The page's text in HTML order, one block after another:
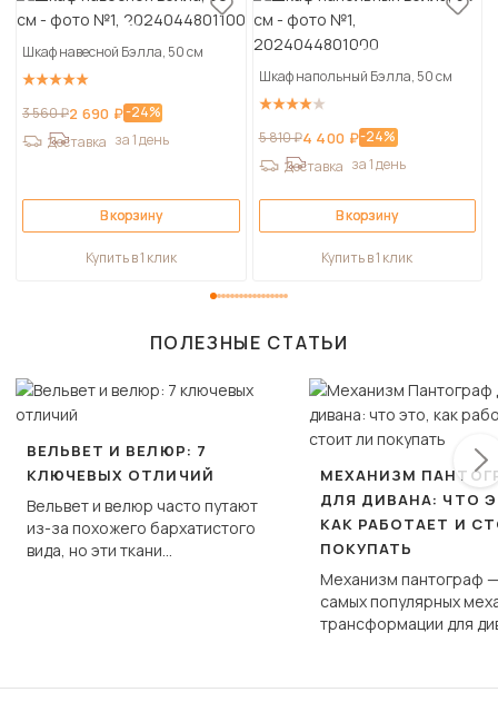
Шкаф навесной Бэлла, 50 см
3 560 ₽2 690 ₽-24%
Доставка за 1 день
В корзину
Купить в 1 клик
Шкаф напольный Бэлла, 50 см
5 810 ₽4 400 ₽-24%
Доставка за 1 день
В корзину
Купить в 1 клик
ПОЛЕЗНЫЕ СТАТЬИ
ВЕЛЬВЕТ И ВЕЛЮР: 7
КЛЮЧЕВЫХ ОТЛИЧИЙ
Вельвет и велюр часто путают
из-за похожего бархатистого
вида, но эти ткани
МЕХАНИЗМ
ДЛЯ ДИВАНА: ЧТО
КАК РАБОТАЕТ И
ПОКУПАТЬ
Механизм пантограф
самых популярных
трансформации для
сиденье не